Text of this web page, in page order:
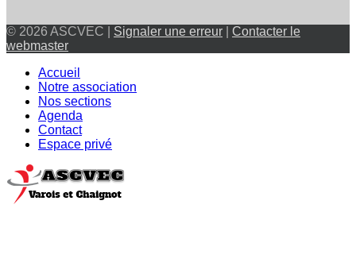
© 2026 ASCVEC | Signaler une erreur
Contacter le
webmaster
Accueil
Notre association
Nos sections
Agenda
Contact
Espace privé